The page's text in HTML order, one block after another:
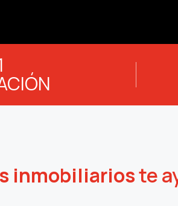
inmobiliarioste